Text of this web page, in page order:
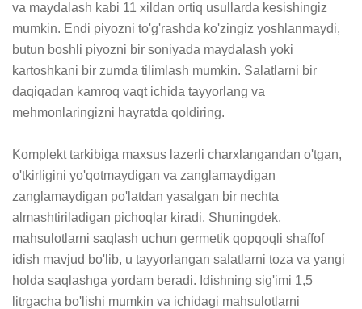
va maydalash kabi 11 xildan ortiq usullarda kesishingiz
mumkin. Endi piyozni to'g'rashda ko'zingiz yoshlanmaydi,
butun boshli piyozni bir soniyada maydalash yoki
kartoshkani bir zumda tilimlash mumkin. Salatlarni bir
daqiqadan kamroq vaqt ichida tayyorlang va
mehmonlaringizni hayratda qoldiring.
Komplekt tarkibiga maxsus lazerli charxlangandan o'tgan,
o'tkirligini yo'qotmaydigan va zanglamaydigan
zanglamaydigan po'latdan yasalgan bir nechta
almashtiriladigan pichoqlar kiradi. Shuningdek,
mahsulotlarni saqlash uchun germetik qopqoqli shaffof
idish mavjud bo'lib, u tayyorlangan salatlarni toza va yangi
holda saqlashga yordam beradi. Idishning sig'imi 1,5
litrgacha bo'lishi mumkin va ichidagi mahsulotlarni